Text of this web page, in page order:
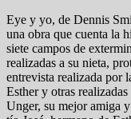
Eye y yo, de Dennis
una obra que cuenta la
siete campos de
realizadas a su nieta,
entrevista realizada por
Esther y otras
Unger, su mejor amiga